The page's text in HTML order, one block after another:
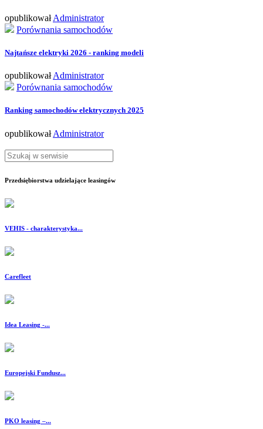
opublikował Administrator
Porównania samochodów
Najtańsze elektryki 2026 - ranking modeli
opublikował Administrator
Porównania samochodów
Ranking samochodów elektrycznych 2025
opublikował Administrator
Przedsiębiorstwa udzielające leasingów
VEHIS - charakterystyka...
Carefleet
Idea Leasing -...
Europejski Fundusz...
PKO leasing –...